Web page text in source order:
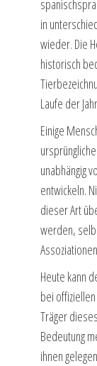
in
wieder. Die
historisch
Laufe der
Einige
unabhängig
entwickeln.
dieser Art
werden,
Heute kann
bei
Träger
Bedeutung
ihnen